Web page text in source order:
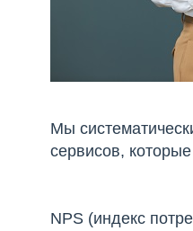
Мы
сервисов,
NPS (индекс